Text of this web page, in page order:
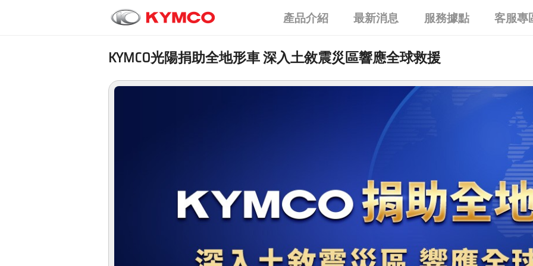
產品介紹 最新消息 服務據點 客服專
KYMCO光陽捐助全地形車 深入土敘震災區響應全球救援